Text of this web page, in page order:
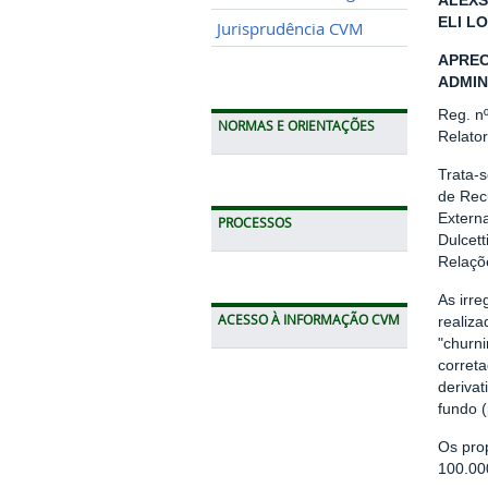
Jurisprudência CVM
NORMAS E ORIENTAÇÕES
PROCESSOS
ACESSO À INFORMAÇÃO CVM
ELI
Reg.
Trata-
de
As
fundo
Os